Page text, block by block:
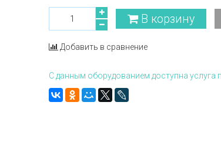
В корзину
Добавить в сравнение
С данным оборудованием доступна услуга